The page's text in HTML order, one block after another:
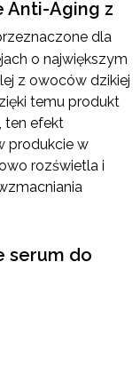
Anti-Aging z
dla
o największym
z owoców dzikiej
temu produkt
ten efekt
produkcie w
rozświetla i
serum do